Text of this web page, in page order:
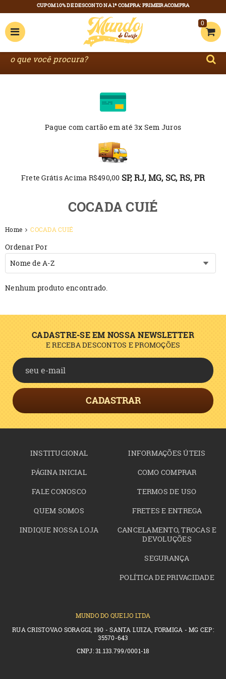
0
Pague com cartãoem até 3x Sem Juros
Frete Grátis Acima R$490,00 SP, RJ, MG, SC, RS, PR
COCADA CUIÉ
Home COCADA CUIÉ
Ordenar Por
Nome de A-Z
Nenhum produto encontrado.
CADASTRE-SE EM NOSSA NEWSLETTER
E RECEBA DESCONTOS E PROMOÇÕES
CADASTRAR
INSTITUCIONAL
PÁGINA INICIAL
FALE CONOSCO
QUEM SOMOS
INDIQUE NOSSA LOJA
INFORMAÇÕES ÚTEIS
COMO COMPRAR
TERMOS DE USO
FRETES E ENTREGA
CANCELAMENTO, TROCAS E
DEVOLUÇÕES
SEGURANÇA
POLÍTICA DE PRIVACIDADE
MUNDO DO QUEIJO LTDA
RUA CRISTOVAO SORAGGI, 190 - SANTA LUIZA, FORMIGA - MG CEP:
35570-643
CNPJ: 31.133.799/0001-18